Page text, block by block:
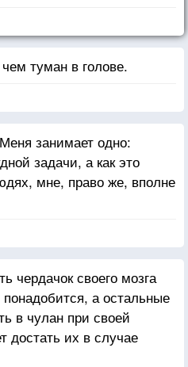
туман в голове.
занимает одно:
задачи, а как это
мне, право же, вполне
чердачок своего мозга
а остальные
в чулан при своей
достать их в случае